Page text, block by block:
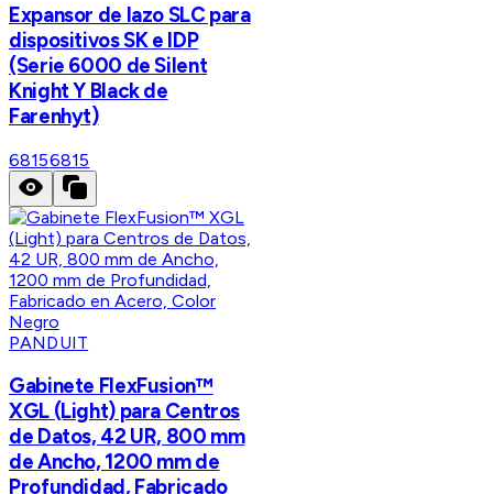
Expansor de lazo SLC para
dispositivos SK e IDP
(Serie 6000 de Silent
Knight Y Black de
Farenhyt)
68156815
PANDUIT
Gabinete FlexFusion™
XGL (Light) para Centros
de Datos, 42 UR, 800 mm
de Ancho, 1200 mm de
Profundidad, Fabricado